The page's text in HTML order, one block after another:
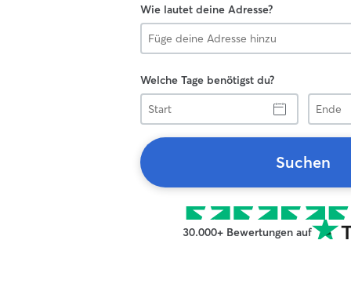
Wie lautet deine Adresse?
Welche Tage benötigst du?
Start
Ende
Suchen
30.000+ Bewertungen auf